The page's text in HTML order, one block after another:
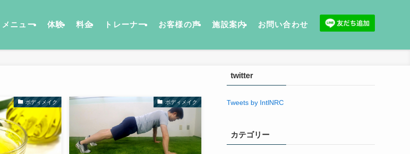
メニュー 体験 料金 トレーナー お客様の声 施設案内 お問い合わせ
ボディメイク ボディメイク
twitter
Tweets by IntlNRC
カテゴリー